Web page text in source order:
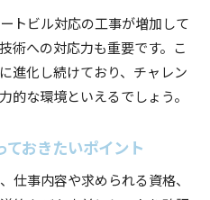
トビル対応の工事が増加して
術への対応力も重要です。こ
進化し続けており、チャレン
的な環境といえるでしょう。
おきたいポイント
仕事内容や求められる資格、